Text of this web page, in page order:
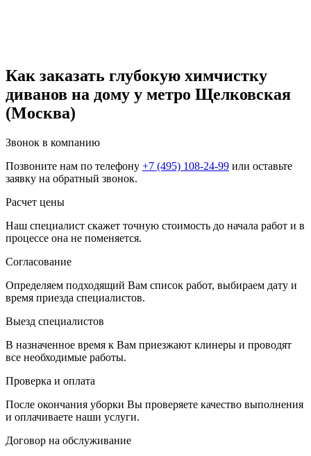
Как заказать глубокую химчистку
диванов на дому у метро Щелковская
(Москва)
Звонок в компанию
Позвоните нам по телефону +7 (495) 108-24-99 или оставьте
заявку на обратный звонок.
Расчет цены
Наш специалист скажет точную стоимость до начала работ и в
процессе она не поменяется.
Согласование
Определяем подходящий Вам список работ, выбираем дату и
время приезда специалистов.
Выезд специалистов
В назначенное время к Вам приезжают клинеры и проводят
все необходимые работы.
Проверка и оплата
После окончания уборки Вы проверяете качество выполнения
и оплачиваете наши услуги.
Договор на обслуживание